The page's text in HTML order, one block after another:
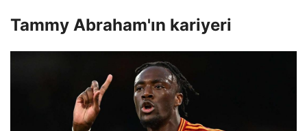
Tammy Abraham'ın kariyeri